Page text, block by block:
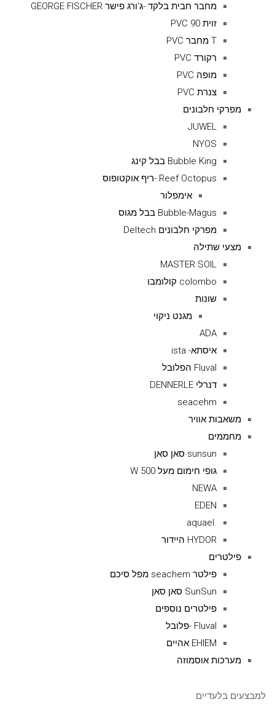
מחבר חבית בלקד -ג'ורג פישר GEORGE FISCHER
זוית 90 PVC
T מחבר PVC
רקורד PVC
מופה PVC
צנרת PVC
מפרקי חלבונים
JUWEL
NYOS
Bubble King בבל קינג
Reef Octopus -ריף אוקטופוס
אימפלור
Bubble-Magus בבל מגוס
מפרקי חלבונים Deltech
מצעי שתילה
MASTER SOIL
colombo קולומבו
שונות
מגנט ניקוי
ADA
איסתא- ista
Fluval הפלובל
דנרלי DENNERLE
seacehm
משאבות אוויר
מחממים
sunsun סאן סאן
גופי חימום מעל 500 W
NEWA
EDEN
.aquael
HYDOR היידור
פילטרים
פילטר seachem מפל סיכם
SunSun סאן סאן
פילטרים נוספים
Fluval -פלובל
EHIEM אהיים
מערכות אוסמוזה
למבצעים בלעדיים